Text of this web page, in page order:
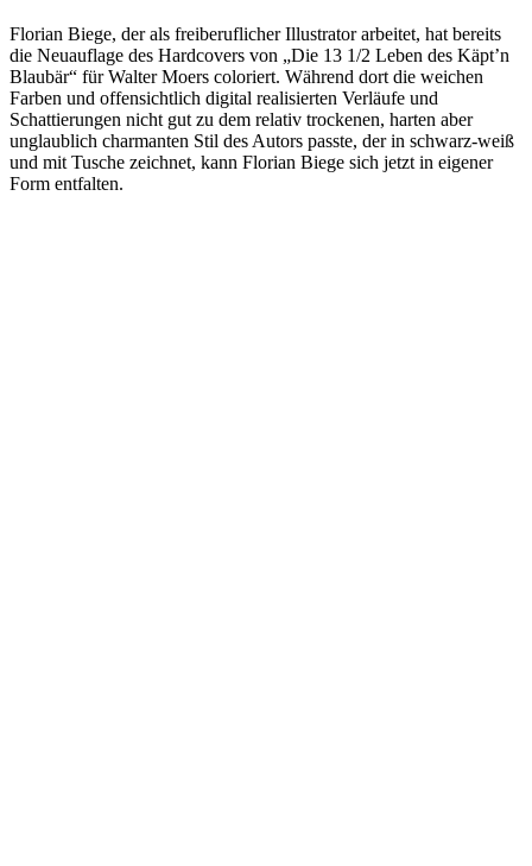
Florian Biege, der als freiberuflicher Illustrator arbeitet, hat bereits
die Neuauflage des Hardcovers von „Die 13 1/2 Leben des Käpt’n
Blaubär“ für Walter Moers coloriert. Während dort die weichen
Farben und offensichtlich digital realisierten Verläufe und
Schattierungen nicht gut zu dem relativ trockenen, harten aber
unglaublich charmanten Stil des Autors passte, der in schwarz-weiß
und mit Tusche zeichnet, kann Florian Biege sich jetzt in eigener
Form entfalten.